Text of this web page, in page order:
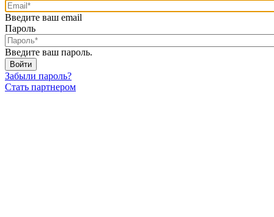
Введите ваш email
Пароль
Введите ваш пароль.
Забыли пароль?
Стать партнером